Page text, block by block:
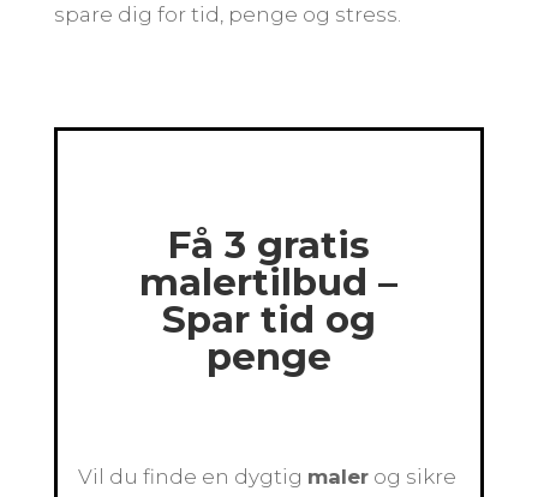
spare dig for tid, penge og stress.
Få 3 gratis
malertilbud –
Spar tid og
penge
Vil du finde en dygtig maler og sikre